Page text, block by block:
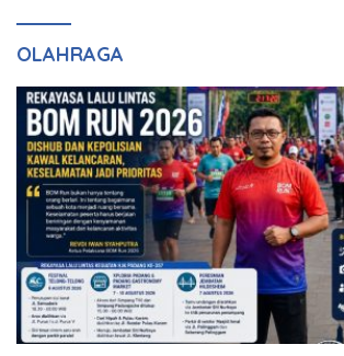
OLAHRAGA